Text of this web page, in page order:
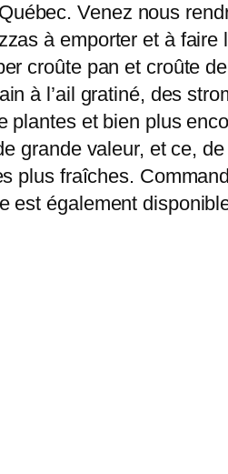
Venez nous
à emporter et à
croûte pan et croûte
à l’ail gratiné, des
et bien plus
grande valeur, et ce,
plus fraîches.
est également